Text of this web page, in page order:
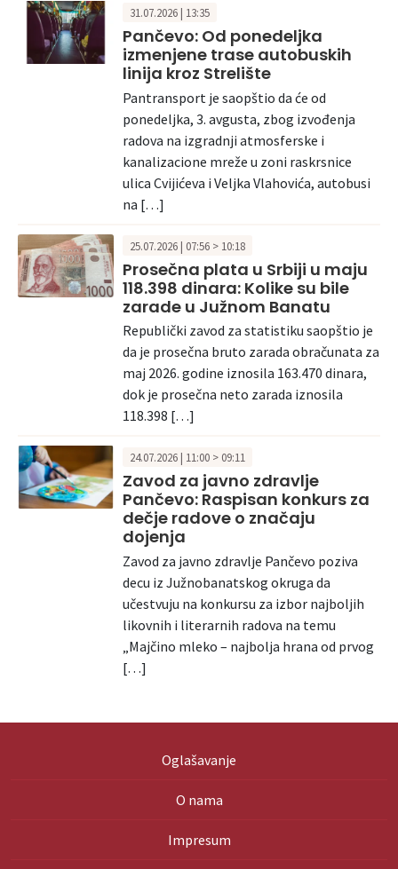
31.07.2026 | 13:35
Pančevo: Od ponedeljka
izmenjene trase autobuskih
linija kroz Strelište
Pantransport je saopštio da će od
ponedeljka, 3. avgusta, zbog izvođenja
radova na izgradnji atmosferske i
kanalizacione mreže u zoni raskrsnice
ulica Cvijićeva i Veljka Vlahovića, autobusi
na […]
25.07.2026 | 07:56 > 10:18
Prosečna plata u Srbiji u maju
118.398 dinara: Kolike su bile
zarade u Južnom Banatu
Republički zavod za statistiku saopštio je
da je prosečna bruto zarada obračunata za
maj 2026. godine iznosila 163.470 dinara,
dok je prosečna neto zarada iznosila
118.398 […]
24.07.2026 | 11:00 > 09:11
Zavod za javno zdravlje
Pančevo: Raspisan konkurs za
dečje radove o značaju
dojenja
Zavod za javno zdravlje Pančevo poziva
decu iz Južnobanatskog okruga da
učestvuju na konkursu za izbor najboljih
likovnih i literarnih radova na temu
„Majčino mleko – najbolja hrana od prvog
[…]
Oglašavanje
O nama
Impresum